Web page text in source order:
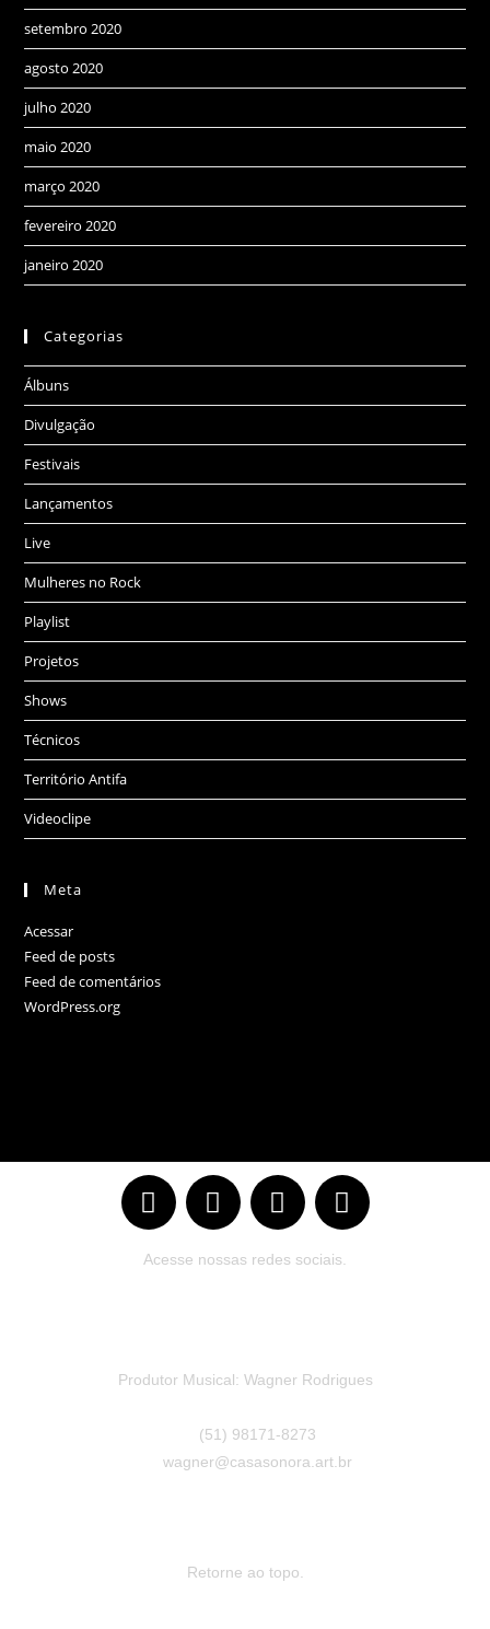
setembro 2020
agosto 2020
julho 2020
maio 2020
março 2020
fevereiro 2020
janeiro 2020
Categorias
Álbuns
Divulgação
Festivais
Lançamentos
Live
Mulheres no Rock
Playlist
Projetos
Shows
Técnicos
Território Antifa
Videoclipe
Meta
Acessar
Feed de posts
Feed de comentários
WordPress.org
Acesse nossas redes sociais.
Produtor Musical: Wagner Rodrigues
(51) 98171-8273
wagner@casasonora.art.br
Retorne ao topo.